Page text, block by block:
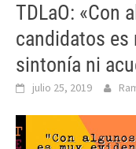
TDLaO: «Con
candidatos es
sintonía ni
julio 25, 2019